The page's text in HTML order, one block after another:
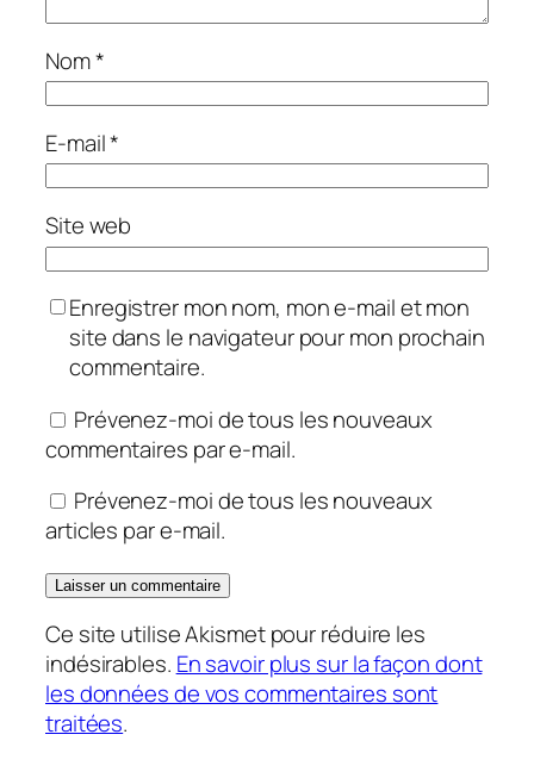
Nom*
E-mail*
Site web
Enregistrer mon nom, mon e-mail et mon
site dans le navigateur pour mon prochain
commentaire.
Prévenez-moi de tous les nouveaux
commentaires par e-mail.
Prévenez-moi de tous les nouveaux
articles par e-mail.
Ce site utilise Akismet pour réduire les
indésirables. En savoir plus sur la façon dont
les données de vos commentaires sont
traitées.